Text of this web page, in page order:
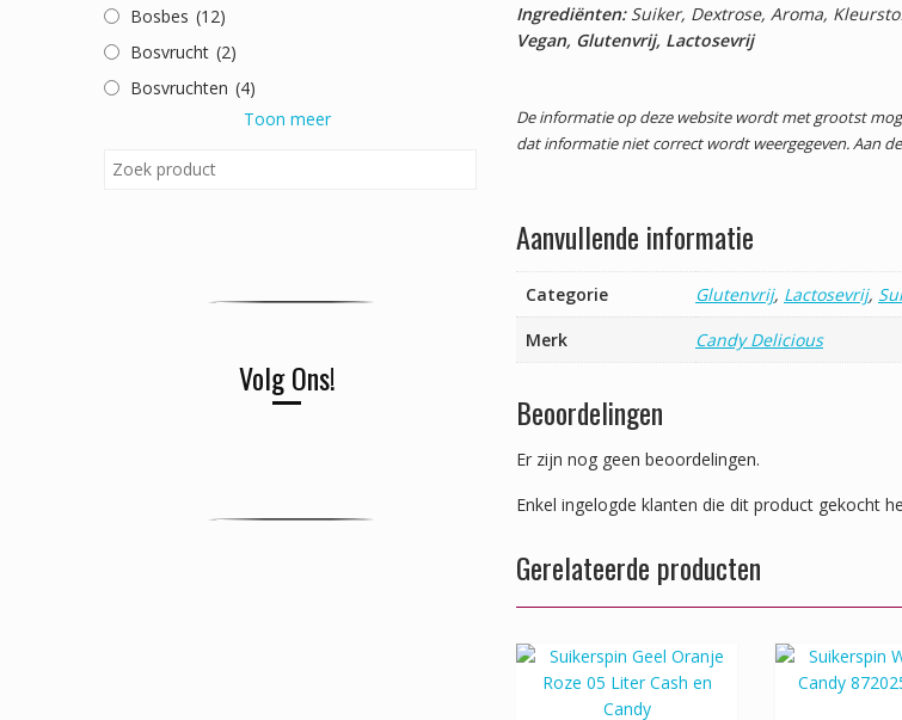
Ingrediënten:Suiker, Dextrose, Aroma,
Vegan, Glutenvrij, Lactosevrij
De informatie op deze website wordt met grootst
dat informatie niet correct wordt weergegeven. Aan
Aanvullende informatie
Categorie Glutenvrij, Lactosevrij,
Merk
Candy Delicious
Beoordelingen
Er zijn nog geen beoordelingen.
Enkel ingelogde klanten die dit product gekocht
Gerelateerde producten
Bosbes (12)
Bosvrucht (2)
Bosvruchten (4)
Toon meer
Volg Ons!